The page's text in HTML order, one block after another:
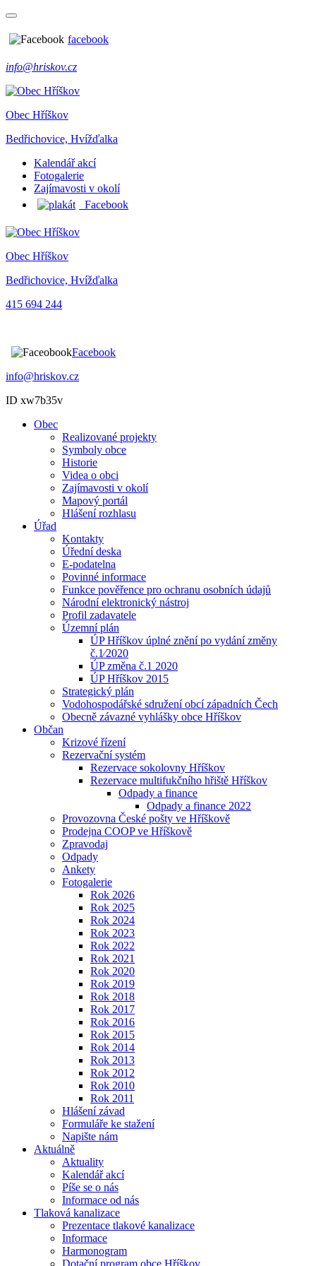
facebook
info@hriskov.cz
Obec Hříškov
Bedřichovice, Hvížďalka
Kalendář akcí
Fotogalerie
Zajímavosti v okolí
Facebook
Obec Hříškov
Bedřichovice, Hvížďalka
415 694 244
Facebook
info@hriskov.cz
ID xw7b35v
Obec
Realizované projekty
Symboly obce
Historie
Videa o obci
Zajímavosti v okolí
Mapový portál
Hlášení rozhlasu
Úřad
Kontakty
Úřední deska
E-podatelna
Povinné informace
Funkce pověřence pro ochranu osobních údajů
Národní elektronický nástroj
Profil zadavatele
Územní plán
ÚP Hříškov úplné znění po vydání změny
č.1⁄2020
ÚP změna č.1 2020
ÚP Hříškov 2015
Strategický plán
Vodohospodářské sdružení obcí západních Čech
Obecně závazné vyhlášky obce Hříškov
Občan
Krizové řízení
Rezervační systém
Rezervace sokolovny Hříškov
Rezervace multifukčního hřiště Hříškov
Odpady a finance
Odpady a finance 2022
Provozovna České pošty ve Hříškově
Prodejna COOP ve Hříškově
Zpravodaj
Odpady
Ankety
Fotogalerie
Rok 2026
Rok 2025
Rok 2024
Rok 2023
Rok 2022
Rok 2021
Rok 2020
Rok 2019
Rok 2018
Rok 2017
Rok 2016
Rok 2015
Rok 2014
Rok 2013
Rok 2012
Rok 2010
Rok 2011
Hlášení závad
Formuláře ke stažení
Napište nám
Aktuálně
Aktuality
Kalendář akcí
Píše se o nás
Informace od nás
Tlaková kanalizace
Prezentace tlakové kanalizace
Informace
Harmonogram
Dotační program obce Hříškov